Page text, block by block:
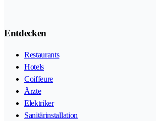
Entdecken
Restaurants
Hotels
Coiffeure
Ärzte
Elektriker
Sanitärinstallation